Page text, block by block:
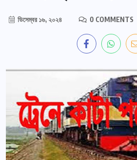
ডিসেম্বর ১৬, ২০২৪ 0 COMMENTS